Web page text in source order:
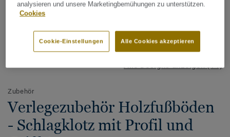
Alle Designs anzeigen (14)
Zubehör
Verlegezubehör Holzfußböden
- Schlagklotz mit Profil und
analysieren und unsere Marketingbemühungen zu unterstützen.
Cookies
Alle Cookies akzeptieren
Cookie-Einstellungen